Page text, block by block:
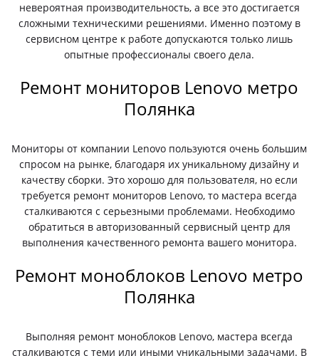
невероятная производительность, а все это достигается
сложными техническими решениями. Именно поэтому в
сервисном центре к работе допускаются только лишь
опытные профессионалы своего дела.
Ремонт мониторов Lenovo метро
Полянка
Мониторы от компании Lenovo пользуются очень большим
спросом на рынке, благодаря их уникальному дизайну и
качеству сборки. Это хорошо для пользователя, но если
требуется ремонт мониторов Lenovo, то мастера всегда
сталкиваются с серьезными проблемами. Необходимо
обратиться в авторизованный сервисный центр для
выполнения качественного ремонта вашего монитора.
Ремонт моноблоков Lenovo метро
Полянка
Выполняя ремонт моноблоков Lenovo, мастера всегда
сталкиваются с теми или иными уникальными задачами. В